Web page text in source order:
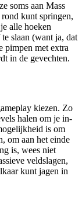
soms aan Mass
kunt springen,
alle hoeken
slaan (want ja, dat
pimpen met extra
in de gevechten.
kiezen. Zo
halen om je in-
is om
om aan het einde
is, wees niet
veldslagen,
kunt jagen in